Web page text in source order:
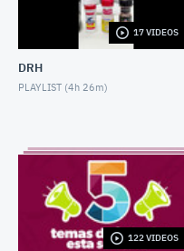
CINCO
AUGUST 9, 2025
CINCO
OCTOBER 3,
CINCO
OCTOBER 17,
17 VIDEOS
DRH
PLAYLIST (4h 26m)
122 VIDEOS